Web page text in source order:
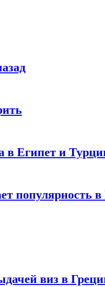
в Египет и
популярность в
виз в